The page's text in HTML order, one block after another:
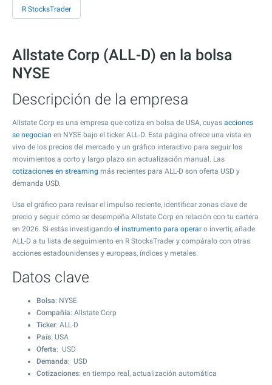
R StocksTrader
Allstate Corp (ALL-D) en la bolsa
NYSE
Descripción de la empresa
Allstate Corp es una empresa que cotiza en bolsa de USA, cuyas acciones
se negocian en NYSE bajo el ticker ALL-D. Esta página ofrece una vista en
vivo de los precios del mercado y un gráfico interactivo para seguir los
movimientos a corto y largo plazo sin actualización manual. Las
cotizaciones en streaming más recientes para ALL-D son oferta USD y
demanda USD.
Usa el gráfico para revisar el impulso reciente, identificar zonas clave de
precio y seguir cómo se desempeña Allstate Corp en relación con tu cartera
en 2026. Si estás investigando el instrumento para operar o invertir, añade
ALL-D a tu lista de seguimiento en R StocksTrader y compáralo con otras
acciones estadounidenses y europeas, índices y metales.
Datos clave
Bolsa: NYSE
Compañía: Allstate Corp
Ticker: ALL-D
País: USA
Oferta: USD
Demanda: USD
Cotizaciones: en tiempo real, actualización automática